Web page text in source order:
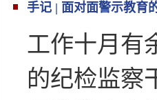
手记 | 面对面警示教育
工作十月有
的纪检监察